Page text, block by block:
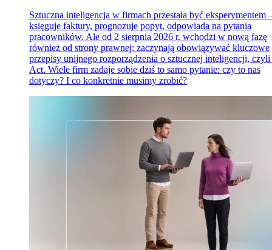
Sztuczna inteligencja w firmach przestała być
księguje faktury, prognozuje popyt, odpowiada na pytania
pracowników. Ale od 2 sierpnia 2026 r. wchodzi w nową fazę
również od strony prawnej: zaczynają obowiązywać kluczowe
przepisy unijnego rozporządzenia o sztucznej inteligencji,
Act. Wiele firm zadaje sobie dziś to samo pytanie: czy to nas
dotyczy? I co konkretnie musimy zrobić?